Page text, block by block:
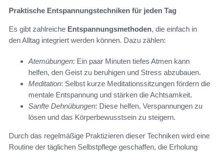
Praktische Entspannungstechniken für jeden Tag
Es gibt zahlreiche Entspannungsmethoden, die einfach in
den Alltag integriert werden können. Dazu zählen:
Atemübungen: Ein paar Minuten tiefes Atmen kann
helfen, den Geist zu beruhigen und Stress abzubauen.
Meditation: Selbst kurze Meditationssitzungen fördern die
mentale Entspannung und stärken die Achtsamkeit.
Sanfte Dehnübungen: Diese helfen, Verspannungen zu
lösen und das Körperbewusstsein zu steigern.
Durch das regelmäßige Praktizieren dieser Techniken wird eine
Routine der täglichen Selbstpflege geschaffen, die Erholung